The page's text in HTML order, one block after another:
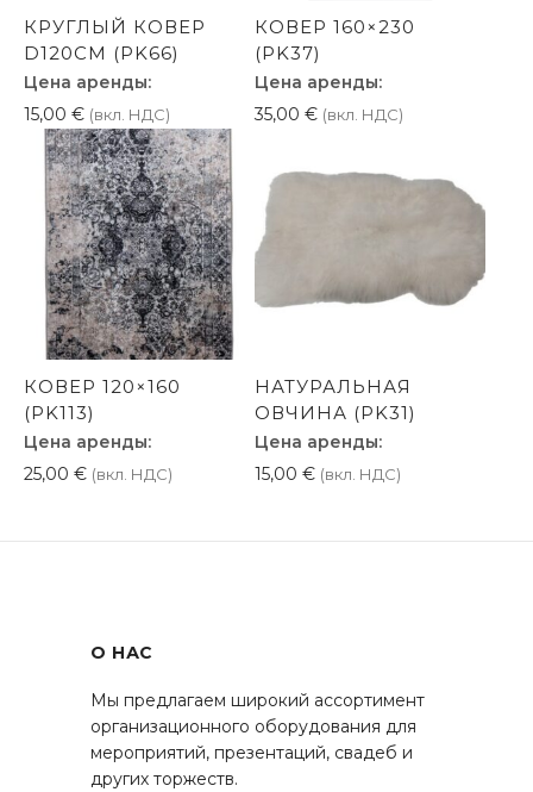
КРУГЛЫЙ КОВЕР
D120СМ (PK66)
Цена аренды:
15,00 € (вкл. НДС)
КОВЕР 160×230
(PK37)
Цена аренды:
35,00 € (вкл. НДС)
КОВЕР 120×160
(PK113)
Цена аренды:
25,00 € (вкл. НДС)
НАТУРАЛЬНАЯ
ОВЧИНА (PK31)
Цена аренды:
15,00 € (вкл. НДС)
О НАС
Мы предлагаем широкий ассортимент
организационного оборудования для
мероприятий, презентаций, свадеб и
других торжеств.